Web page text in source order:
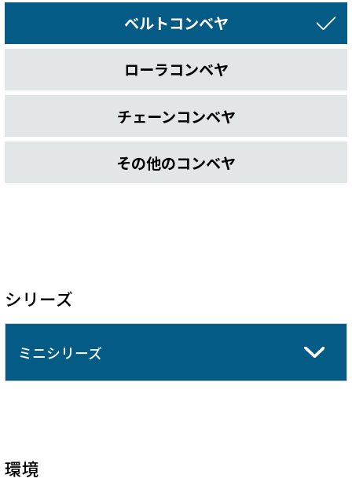
ベルトコンベヤ
ローラコンベヤ
チェーンコンベヤ
その他のコンベヤ
シリーズ
ミニシリーズ
環境